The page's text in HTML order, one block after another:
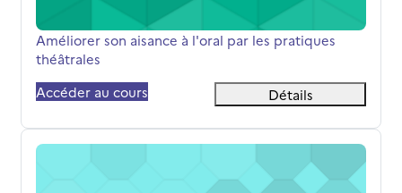
Nom du cours
Améliorer son aisance à l'oral par les pratiques
théâtrales
Accéder au cours
Détails
S3 INFO 2023 Géraldine Besson